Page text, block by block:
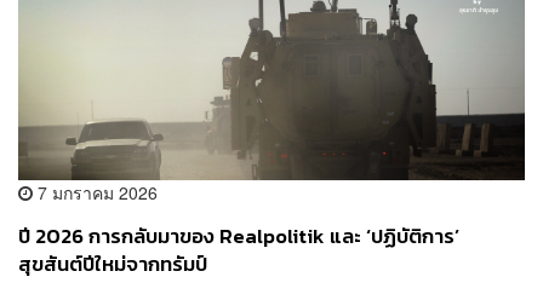
7 มกราคม 2026
ปี 2026 การกลับมาของ Realpolitik และ ‘ปฏิบัติการ’
สุขสันต์ปีใหม่จากทรัมป์